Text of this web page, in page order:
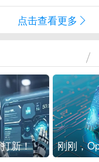
点击查看更多
新！